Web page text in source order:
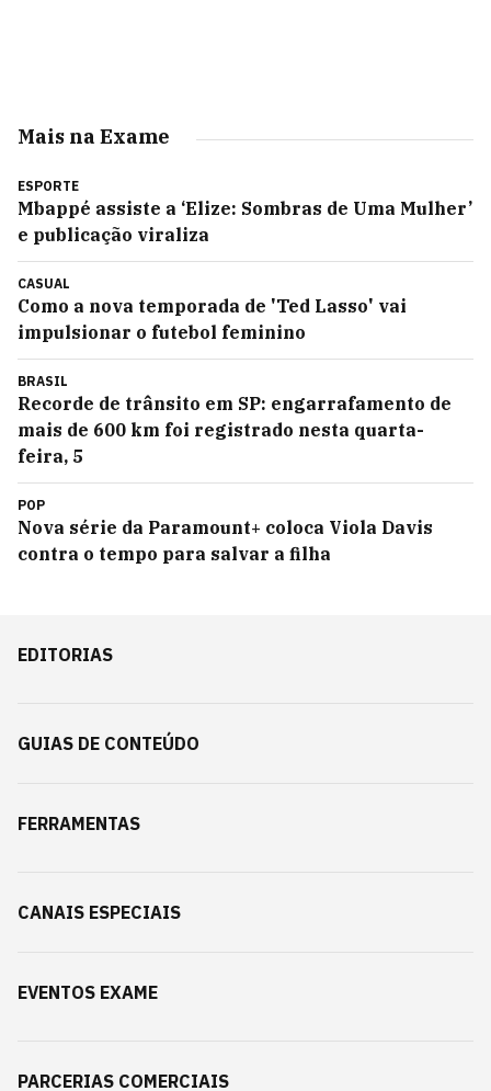
Mais na Exame
ESPORTE
Mbappé assiste a ‘Elize: Sombras de Uma Mulher’
e publicação viraliza
CASUAL
Como a nova temporada de 'Ted Lasso' vai
impulsionar o futebol feminino
BRASIL
Recorde de trânsito em SP: engarrafamento de
mais de 600 km foi registrado nesta quarta-
feira, 5
POP
Nova série da Paramount+ coloca Viola Davis
contra o tempo para salvar a filha
EDITORIAS
GUIAS DE CONTEÚDO
FERRAMENTAS
CANAIS ESPECIAIS
EVENTOS EXAME
PARCERIAS COMERCIAIS